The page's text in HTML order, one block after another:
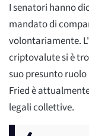
I senatori hanno
mandato di
volontariamente.
criptovalute si è
suo presunto
Fried è
legali collettive.